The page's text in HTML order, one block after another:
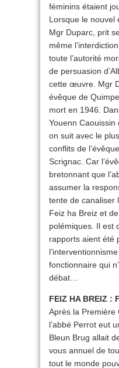
féminins étaient
Lorsque le nouvel
Mgr Duparc, prit
même
toute l’autorité
de persuasion
cette œuvre. Mgr
évêque de
mort en 1946.
Youenn Caouissin
on suit avec le
conflits de
Scrignac. Car
bretonnant que
assumer la
tente de canaliser
Feiz ha Breiz et
polémiques. Il est
rapports aient été
fonctionnaire qui
débat…
FEIZ HA BREIZ :
Après la Première
l’abbé Perrot eut
Bleun Brug allait
vous annuel de
tout le monde